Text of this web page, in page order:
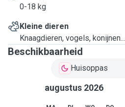
0-18 kg
Kleine dieren
Knaagdieren, vogels, konijnen...
Beschikbaarheid
Huisoppas
augustus 2026